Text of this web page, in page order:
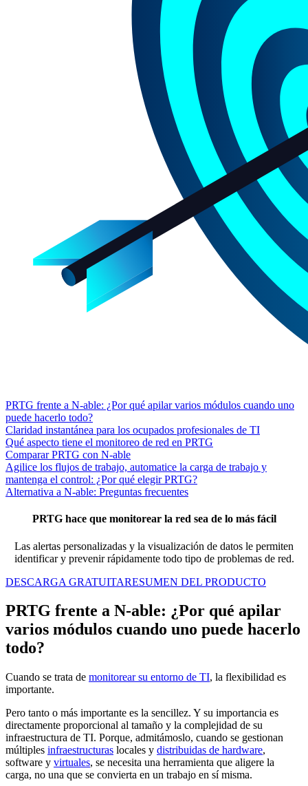
PRTG frente a N-able: ¿Por qué apilar varios módulos cuando uno
puede hacerlo todo?
Claridad instantánea para los ocupados profesionales de TI
Qué aspecto tiene el monitoreo de red en PRTG
Comparar PRTG con N-able
Agilice los flujos de trabajo, automatice la carga de trabajo y
mantenga el control: ¿Por qué elegir PRTG?
Alternativa a N-able: Preguntas frecuentes
PRTG hace que monitorear la red sea de lo más fácil
Las alertas personalizadas y la visualización de datos le permiten
identificar y prevenir rápidamente todo tipo de problemas de red.
DESCARGA GRATUITARESUMEN DEL PRODUCTO
PRTG frente a N-able: ¿Por qué apilar
varios módulos cuando uno puede hacerlo
todo?
Cuando se trata de monitorear su entorno de TI, la flexibilidad es
importante.
Pero tanto o más importante es la sencillez. Y su importancia es
directamente proporcional al tamaño y la complejidad de su
infraestructura de TI. Porque, admitámoslo, cuando se gestionan
múltiples infraestructuras locales y distribuidas de hardware,
software y virtuales, se necesita una herramienta que aligere la
carga, no una que se convierta en un trabajo en sí misma.